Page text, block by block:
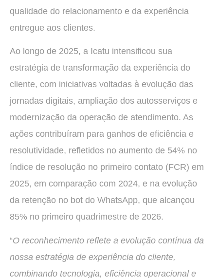
qualidade do relacionamento e da experiência
entregue aos clientes.
Ao longo de 2025, a Icatu intensificou sua
estratégia de transformação da experiência do
cliente, com iniciativas voltadas à evolução das
jornadas digitais, ampliação dos autosserviços e
modernização da operação de atendimento. As
ações contribuíram para ganhos de eficiência e
resolutividade, refletidos no aumento de 54% no
índice de resolução no primeiro contato (FCR) em
2025, em comparação com 2024, e na evolução
da retenção no bot do WhatsApp, que alcançou
85% no primeiro quadrimestre de 2026.
“O reconhecimento reflete a evolução contínua da
nossa estratégia de experiência do cliente,
combinando tecnologia, eficiência operacional e